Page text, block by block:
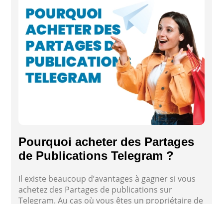
Pourquoi acheter des Partages
de Publications Telegram ?
Il existe beaucoup d’avantages à gagner si vous
achetez des Partages de publications sur
Telegram. Au cas où vous êtes un propriétaire de